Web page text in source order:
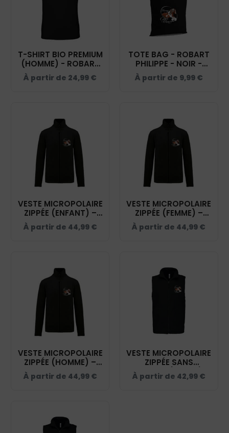
T-SHIRT BIO PREMIUM
(HOMME) - ROBART
PHILIPPE - NOIR -
BC048
À partir de 24,99 €
TOTE BAG - ROBART
PHILIPPE - NOIR -
WM101
À partir de 9,99 €
VESTE MICROPOLAIRE
ZIPPÉE (ENFANT) –
ROBART PHILIPPE -
NOIR – K920
À partir de 44,99 €
VESTE MICROPOLAIRE
ZIPPÉE (FEMME) –
ROBART PHILIPPE -
NOIR – K907
À partir de 44,99 €
VESTE MICROPOLAIRE
ZIPPÉE (HOMME) –
ROBART PHILIPPE -
NOIR – K911
À partir de 44,99 €
VESTE MICROPOLAIRE
ZIPPÉE SANS
MANCHES (FEMME) –
ROBART PHILIPPE -
À partir de 42,99 €